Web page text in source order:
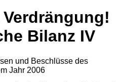
Bilanz IV
und Beschlüsse des
Jahr 2006